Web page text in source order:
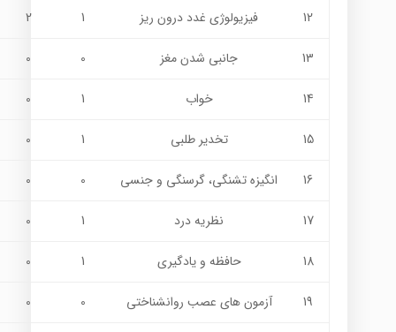
12 فیزیولوژی غدد درون ریز 1
2
13 جانبی شدن مغز 0
0
14 خواب 1
0
15 تخدیر طلبی 1
0
16 انگیزه تشنگی، گرسنگی و جنسی 0
0
17 نظریه درد 1
0
18 حافظه و یادگیری 1
0
19 آزمون های عصب روانشناختی 0
0